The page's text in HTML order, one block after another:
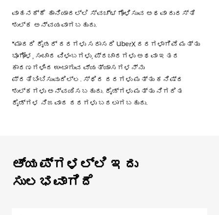
ವಾಹನಕ್ಕೆ ಹಾನಿಯಾದಲ್ಲಿ ಸ್ವಚ್ಛಗೊಳಿಸುವ ಅಥವಾ ದುರಸ್ತಿ
ಶುಲ್ಕ ಅನ್ವಯವಾಗಬಹುದು.
*ಮಾದರಿ ರೈಡರ್ ದರಗಳು ಸರಾಸರಿ UberX ದರಗಳಾಗಿವೆ ಮತ್ತು
ಭೂಗೋಳ, ಸಂಚಾರ ವಿಳಂಬಗಳು, ಪ್ರಚಾರಗಳು ಅಥವಾ ಇತರ
ಕಾರಣಗಳಿಂದ ಉಂಟಾಗುವ ವ್ಯತ್ಯಾಸಗಳನ್ನು
ಪ್ರತಿಬಿಂಬಿಸುವುದಿಲ್ಲ. ಸ್ಥಿರ ದರಗಳು ಮತ್ತು ಕನಿಷ್ಠ
ಶುಲ್ಕಗಳು ಅನ್ವಯಿಸಬಹುದು. ರೈಡ್‌ಗಳು ಮತ್ತು ನಿಗದಿತ
ರೈಡ್‌ಗಳ ನಿಜವಾದ ದರಗಳು ಬದಲಾಗಬಹುದು.
ಆ್ಯಪ್‌‌ಗಳಲ್ಲಿ ಇದು
ಸುಲಭವಾಗಿದೆ